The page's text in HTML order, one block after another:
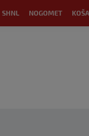
SHNL NOGOMET